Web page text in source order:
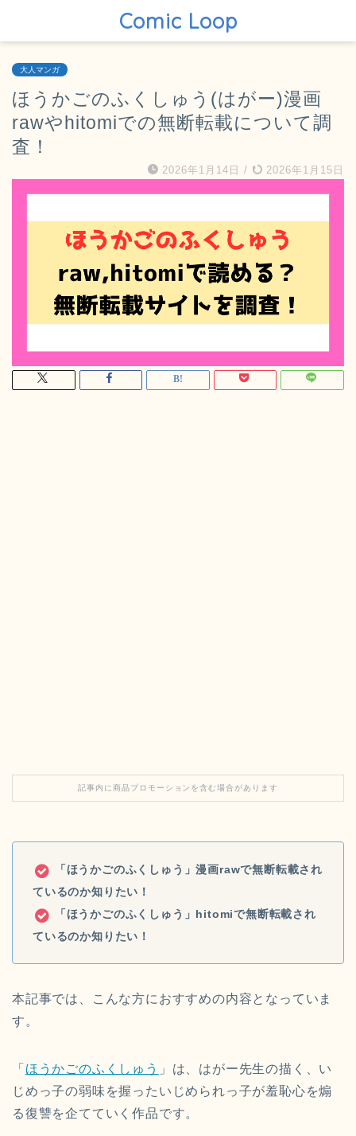
Comic Loop
大人マンガ
ほうかごのふくしゅう(はがー)漫画
rawやhitomiでの無断転載について調
査！
2026年1月14日 / 2026年1月15日
記事内に商品プロモーションを含む場合があります
「ほうかごのふくしゅう」漫画rawで無断転載され
ているのか知りたい！
「ほうかごのふくしゅう」hitomiで無断転載され
ているのか知りたい！
本記事では、こんな方におすすめの内容となっていま
す。
「 ほうかごのふくしゅう 」は、はがー先生の描く、 い
じめっ子の弱味を握ったいじめられっ子が羞恥心を煽
る復讐を企てていく作品です。